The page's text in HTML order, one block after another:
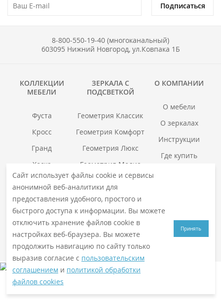
Подписаться
8-800-550-19-40 (многоканальный)
603095 Нижний Новгород, ул.Ковпака 1Б
КОЛЛЕКЦИИ
МЕБЕЛИ
Фуста
Кросс
Гранд
Хоска
Смотреть все →
ЗЕРКАЛА С
ПОДСВЕТКОЙ
Геометрия Классик
Геометрия Комфорт
Геометрия Люкс
Геометрия Медиа
войс
Смотреть все →
О КОМПАНИИ
О мебели
О зеркалах
Инструкции
Где купить
© 2026VIGO. Все права защищены
Политика конфиденциальности
Принять
Сайт использует файлы cookie и сервисы
анонимной веб-аналитики для
предоставления удобного, простого и
быстрого доступа к информации. Вы можете
отключить хранение файлов cookie в
настройках веб-браузера. Вы можете
продолжить навигацию по сайту только
выразив согласие с пользовательским
соглашением и политикой обработки
файлов cookies